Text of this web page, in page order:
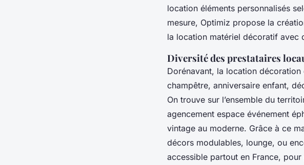
location éléments personnalisés
mesure, Optimiz propose la
la location matériel décoratif avec
Diversité des prestataires
Dorénavant, la location décoration
champêtre, anniversaire enfant,
On trouve sur l’ensemble du
agencement espace événement
vintage au moderne. Grâce à ce
décors modulables, lounge, ou
accessible partout en France, pour